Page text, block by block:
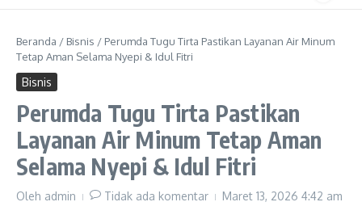
Beranda / Bisnis / Perumda Tugu Tirta Pastikan Layanan Air Minum
Tetap Aman Selama Nyepi & Idul Fitri
Bisnis
Perumda Tugu Tirta Pastikan
Layanan Air Minum Tetap Aman
Selama Nyepi & Idul Fitri
Oleh admin Tidak ada komentar Maret 13, 2026 4:42 am